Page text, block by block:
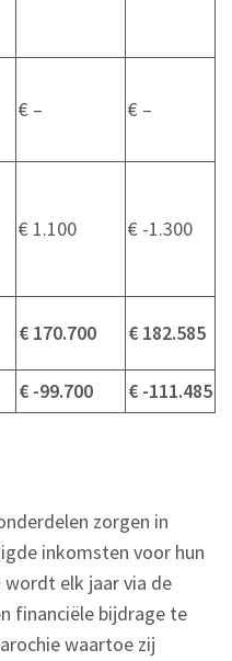
€ – € –
€ 1.100 € -1.300
€ 170.700 € 182.585
€ -99.700 € -111.485
zorgen in
inkomsten voor hun
elk jaar via de
financiële bijdrage te
waartoe zij